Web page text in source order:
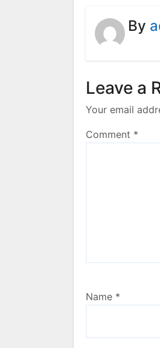
By
Leave a
Your email
Comment *
Name *